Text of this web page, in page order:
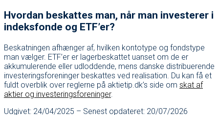
Hvordan beskattes man, når man investerer i
indeksfonde og ETF’er?
Beskatningen afhænger af, hvilken kontotype og fondstype
man vælger. ETF’er er lagerbeskattet uanset om de er
akkumulerende eller udloddende, mens danske distribuerende
investeringsforeninger beskattes ved realisation. Du kan få et
fuldt overblik over reglerne på aktietip.dk’s side om skat af
aktier og investeringsforeninger.
Udgivet: 24/04/2025 – Senest opdateret: 20/07/2026